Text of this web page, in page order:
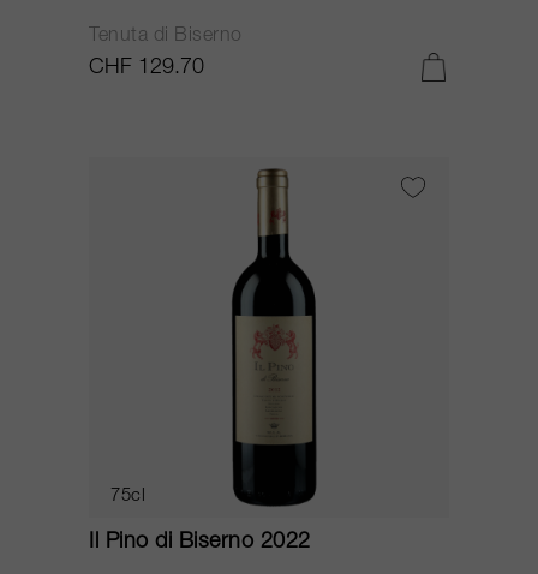
Tenuta di Biserno
CHF 129.70
75cl
Il Pino di Biserno 2022